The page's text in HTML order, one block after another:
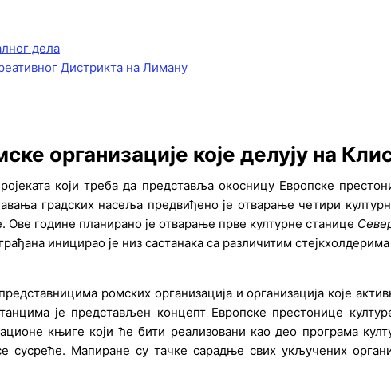
дела
Дистрикта на Лиману
организације које делују на
који треба да представља окосницу Европске
градских насеља предвиђено је отварање четири
Ове године планирано је отварање прве културне станице
иницирао је низ састанака са различитим
ромских организација и организација које
је представљен концепт Европске престонице
књиге који ће бити реализовани као део програма
сусреће. Мапиране су тачке сарадње свих укључених